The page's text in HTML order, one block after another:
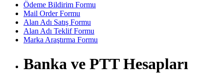
Ödeme Bildirim Formu
Mail Order Formu
Alan Adı Satış Formu
Alan Adı Teklif Formu
Marka Araştırma Formu
Banka ve PTT Hesapları